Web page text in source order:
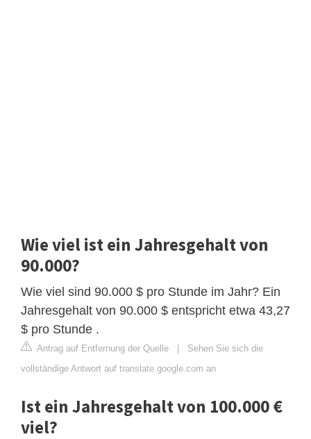
Wie viel ist ein Jahresgehalt von
90.000?
Wie viel sind 90.000 $ pro Stunde im Jahr? Ein
Jahresgehalt von 90.000 $ entspricht etwa 43,27
$ pro Stunde .
Antrag auf Entfernung der Quelle | Sehen Sie sich die
vollständige Antwort auf translate.google.com an
Ist ein Jahresgehalt von 100.000 €
viel?